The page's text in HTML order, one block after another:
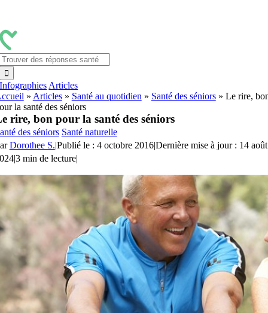
contenu
Infographies Articles
» Articles» Santé au quotidien » Santé des séniors» Le rire,
la santé des séniors
rire, bon pour la santé des séniors
des séniors Santé naturelle
Dorothee S.|Publié le : 4 octobre 2016|Dernière mise à jour : 14 août
|3 min de lecture|